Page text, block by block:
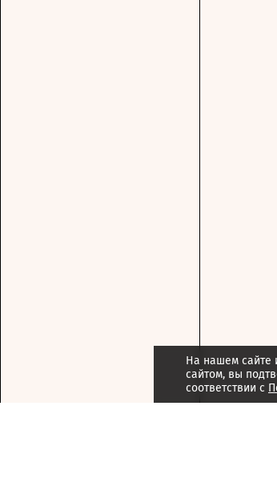
На нашем сайте
сайтом, вы
соответствии с